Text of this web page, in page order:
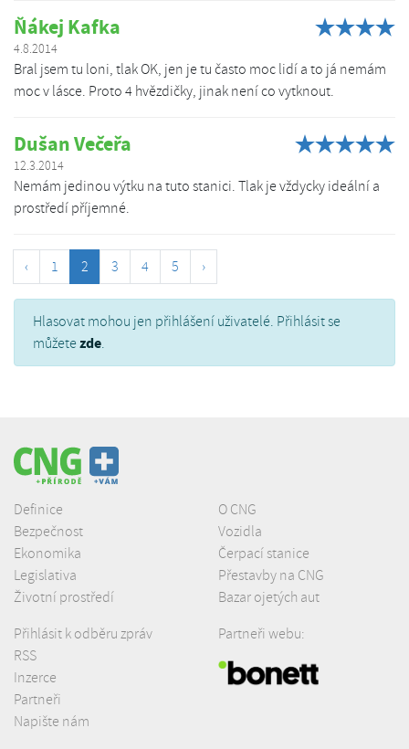
Ňákej Kafka
4.8.2014
Bral jsem tu loni, tlak OK, jen je tu často moc lidí a to já nemám
moc v lásce. Proto 4 hvězdičky, jinak není co vytknout.
Dušan Večeřa
12.3.2014
Nemám jedinou výtku na tuto stanici. Tlak je vždycky ideální a
prostředí příjemné.
‹ 1 2 3 4 5 ›
Hlasovat mohou jen přihlášení uživatelé. Přihlásit se
můžetezde.
Definice
Bezpečnost
Ekonomika
Legislativa
Životní prostředí
O CNG
Vozidla
Čerpací stanice
Přestavby na CNG
Bazar ojetých aut
Přihlásit k odběru zpráv
RSS
Inzerce
Partneři
Napište nám
Partneři webu: